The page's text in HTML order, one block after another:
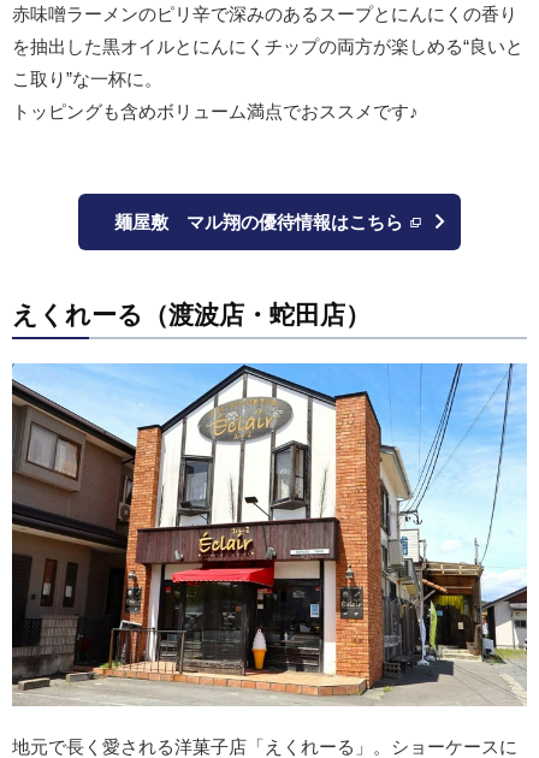
赤味噌ラーメンのピリ辛で深みのあるスープとにんにくの香り
を抽出した黒オイルとにんにくチップの両方が楽しめる“良いと
こ取り”な一杯に。
トッピングも含めボリューム満点でおススメです♪
麺屋敷 マル翔の優待情報はこちら
えくれーる（渡波店・蛇田店）
地元で長く愛される洋菓子店「えくれーる」。ショーケースに